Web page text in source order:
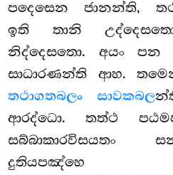
පදෙසෙන ජානන්ති,
ඉති තානි
නිද්දෙසතො. අයං පන
සාධාරණන්ති ආහ.
තථාගතබලං සාවකබල
ආරද්ධො. තත්ථ
සබ්බාකාරවිසයතං
දුතියපඤ්හෙ